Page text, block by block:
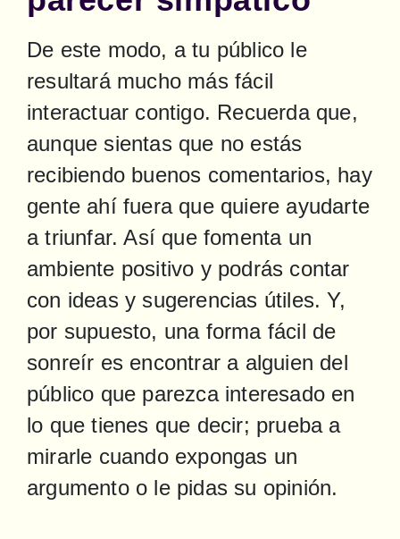
De este modo, a tu público le
resultará mucho más fácil
interactuar contigo. Recuerda que,
aunque sientas que no estás
recibiendo buenos comentarios, hay
gente ahí fuera que quiere ayudarte
a triunfar. Así que fomenta un
ambiente positivo y podrás contar
con ideas y sugerencias útiles. Y,
por supuesto, una forma fácil de
sonreír es encontrar a alguien del
público que parezca interesado en
lo que tienes que decir; prueba a
mirarle cuando expongas un
argumento o le pidas su opinión.